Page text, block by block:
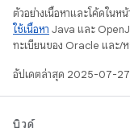
ตัวอย่างเนื้อหาและโค้ดในห
ใช้เนื้อหา Java และ
ทะเบียนของ Oracle และ/ห
อัปเดตล่าสุด 2025-07-
บิวด์